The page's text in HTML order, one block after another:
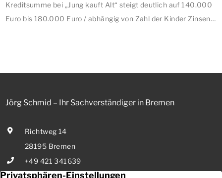
Kreditsumme bei „Jung kauft Alt“ steigt deutlich auf 140.000
Euro bis 180.000 Euro / abhängig von Zahl der Kinder Zinsen
energetischer Sanierung binnen 54 Monaten nach
Jörg Schmid – Ihr Sachverständiger in Bremen
Richtweg 14
28195 Bremen
+49 421 341639
E-Mail senden